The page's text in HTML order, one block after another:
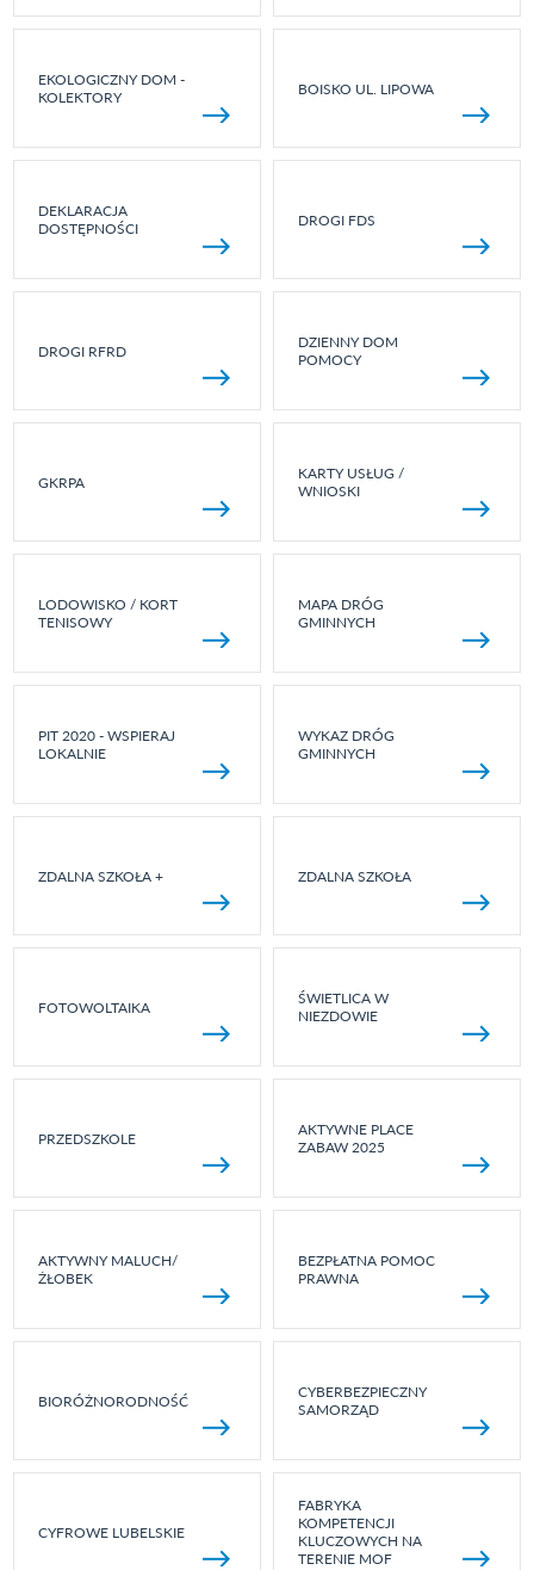
EKOLOGICZNY DOM -
KOLEKTORY
BOISKO UL. LIPOWA
DEKLARACJA
DOSTĘPNOŚCI
DROGI FDS
DROGI RFRD
DZIENNY DOM
POMOCY
GKRPA
KARTY USŁUG /
WNIOSKI
LODOWISKO / KORT
TENISOWY
MAPA DRÓG
GMINNYCH
PIT 2020 - WSPIERAJ
LOKALNIE
WYKAZ DRÓG
GMINNYCH
ZDALNA SZKOŁA + ZDALNA SZKOŁA
FOTOWOLTAIKA
ŚWIETLICA W
NIEZDOWIE
PRZEDSZKOLE
AKTYWNE PLACE
ZABAW 2025
AKTYWNY MALUCH/
ŻŁOBEK
BEZPŁATNA POMOC
PRAWNA
BIORÓŻNORODNOŚĆ
CYBERBEZPIECZNY
SAMORZĄD
CYFROWE LUBELSKIE
FABRYKA
KOMPETENCJI
KLUCZOWYCH NA
TERENIE MOF